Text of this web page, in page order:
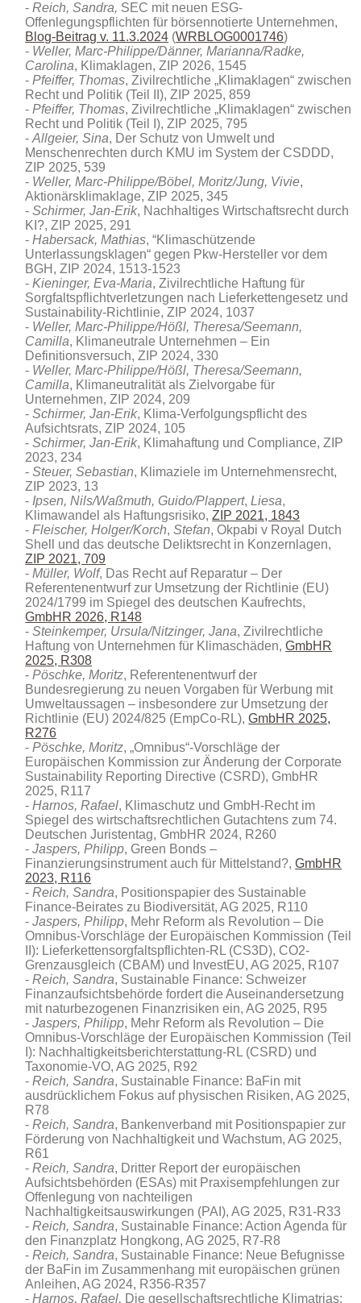
Reich, Sandra, SEC mit neuen ESG-
Offenlegungspflichten für börsennotierte Unternehmen,
Blog-Beitrag v. 11.3.2024 (WRBLOG0001746)
Weller, Marc-Philippe/Dänner, Marianna/Radke,
Carolina, Klimaklagen, ZIP 2026, 1545
Pfeiffer, Thomas, Zivilrechtliche „Klimaklagen“ zwischen
Recht und Politik (Teil II), ZIP 2025, 859
Pfeiffer, Thomas, Zivilrechtliche „Klimaklagen“ zwischen
Recht und Politik (Teil I), ZIP 2025, 795
Allgeier, Sina, Der Schutz von Umwelt und
Menschenrechten durch KMU im System der CSDDD,
ZIP 2025, 539
Weller, Marc-Philippe/Böbel, Moritz/Jung, Vivie,
Aktionärsklimaklage, ZIP 2025, 345
Schirmer, Jan-Erik, Nachhaltiges Wirtschaftsrecht durch
KI?, ZIP 2025, 291
Habersack, Mathias, “Klimaschützende
Unterlassungsklagen“ gegen Pkw-Hersteller vor dem
BGH, ZIP 2024, 1513-1523
Kieninger, Eva-Maria, Zivilrechtliche Haftung für
Sorgfaltspflichtverletzungen nach Lieferkettengesetz und
Sustainability-Richtlinie, ZIP 2024, 1037
Weller, Marc-Philippe/Hößl, Theresa/Seemann,
Camilla, Klimaneutrale Unternehmen – Ein
Definitionsversuch, ZIP 2024, 330
Weller, Marc-Philippe/Hößl, Theresa/Seemann,
Camilla, Klimaneutralität als Zielvorgabe für
Unternehmen, ZIP 2024, 209
Schirmer, Jan-Erik, Klima-Verfolgungspflicht des
Aufsichtsrats, ZIP 2024, 105
Schirmer, Jan-Erik, Klimahaftung und Compliance, ZIP
2023, 234
Steuer, Sebastian, Klimaziele im Unternehmensrecht,
ZIP 2023, 13
Ipsen, Nils/Waßmuth, Guido/Plappert,Liesa,
Klimawandel als Haftungsrisiko,ZIP 2021, 1843
Fleischer, Holger/Korch,Stefan, Okpabi v Royal Dutch
Shell und das deutsche Deliktsrecht in Konzernlagen,
ZIP 2021, 709
Müller, Wolf, Das Recht auf Reparatur – Der
Referentenentwurf zur Umsetzung der Richtlinie (EU)
2024/1799 im Spiegel des deutschen Kaufrechts,
GmbHR 2026, R148
Steinkemper, Ursula/Nitzinger, Jana, Zivilrechtliche
Haftung von Unternehmen für Klimaschäden,GmbHR
2025, R308
Pöschke, Moritz, Referentenentwurf der
Bundesregierung zu neuen Vorgaben für Werbung mit
Umweltaussagen – insbesondere zur Umsetzung der
Richtlinie (EU) 2024/825 (EmpCo-RL),GmbHR 2025,
R276
Pöschke, Moritz, „Omnibus“-Vorschläge der
Europäischen Kommission zur Änderung der Corporate
Sustainability Reporting Directive (CSRD), GmbHR
2025, R117
Harnos, Rafael, Klimaschutz und GmbH-Recht im
Spiegel des wirtschaftsrechtlichen Gutachtens zum 74.
Deutschen Juristentag, GmbHR 2024, R260
Jaspers, Philipp, Green Bonds –
Finanzierungsinstrument auch für Mittelstand?,GmbHR
2023, R116
Reich, Sandra, Positionspapier des Sustainable
Finance-Beirates zu Biodiversität, AG 2025, R110
Jaspers, Philipp, Mehr Reform als Revolution – Die
Omnibus-Vorschläge der Europäischen Kommission (Teil
II): Lieferkettensorgfaltspflichten-RL (CS3D), CO2-
Grenzausgleich (CBAM) und InvestEU, AG 2025, R107
Reich, Sandra, Sustainable Finance: Schweizer
Finanzaufsichtsbehörde fordert die Auseinandersetzung
mit naturbezogenen Finanzrisiken ein, AG 2025, R95
Jaspers, Philipp, Mehr Reform als Revolution – Die
Omnibus-Vorschläge der Europäischen Kommission (Teil
I): Nachhaltigkeitsberichterstattung-RL (CSRD) und
Taxonomie-VO, AG 2025, R92
Reich, Sandra, Sustainable Finance: BaFin mit
ausdrücklichem Fokus auf physischen Risiken, AG 2025,
R78
Reich, Sandra, Bankenverband mit Positionspapier zur
Förderung von Nachhaltigkeit und Wachstum, AG 2025,
R61
Reich, Sandra, Dritter Report der europäischen
Aufsichtsbehörden (ESAs) mit Praxisempfehlungen zur
Offenlegung von nachteiligen
Nachhaltigkeitsauswirkungen (PAI), AG 2025, R31-R33
Reich, Sandra, Sustainable Finance: Action Agenda für
den Finanzplatz Hongkong, AG 2025, R7-R8
Reich, Sandra, Sustainable Finance: Neue Befugnisse
der BaFin im Zusammenhang mit europäischen grünen
Anleihen, AG 2024, R356-R357
Harnos, Rafael, Die gesellschaftsrechtliche Klimatrias: